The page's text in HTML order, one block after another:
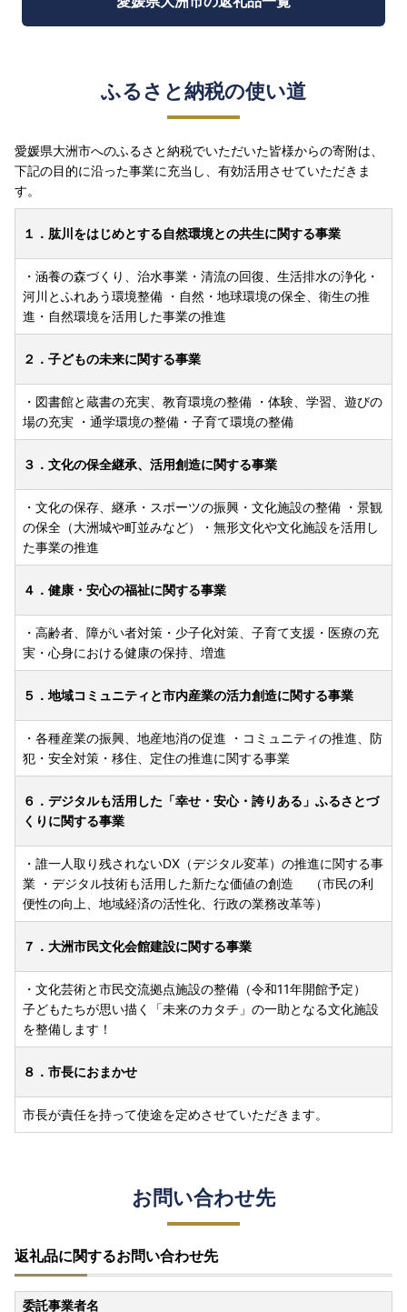
ふるさと納税の使い道
愛媛県大洲市へのふるさと納税でいただいた皆様からの寄附は、
下記の目的に沿った事業に充当し、有効活用させていただきま
す。
１．肱川をはじめとする自然環境との共生に関する事業
・涵養の森づくり、治水事業・清流の回復、生活排水の浄化・
河川とふれあう環境整備 ・自然・地球環境の保全、衛生の推
進・自然環境を活用した事業の推進
２．子どもの未来に関する事業
・図書館と蔵書の充実、教育環境の整備 ・体験、学習、遊びの
場の充実 ・通学環境の整備・子育て環境の整備
３．文化の保全継承、活用創造に関する事業
・文化の保存、継承・スポーツの振興・文化施設の整備 ・景観
の保全（大洲城や町並みなど）・無形文化や文化施設を活用し
た事業の推進
４．健康・安心の福祉に関する事業
・高齢者、障がい者対策・少子化対策、子育て支援・医療の充
実・心身における健康の保持、増進
５．地域コミュニティと市内産業の活力創造に関する事業
・各種産業の振興、地産地消の促進 ・コミュニティの推進、防
犯・安全対策・移住、定住の推進に関する事業
６．デジタルも活用した「幸せ・安心・誇りある」ふるさとづ
くりに関する事業
・誰一人取り残されないDX（デジタル変革）の推進に関する事
業 ・デジタル技術も活用した新たな価値の創造 （市民の利
便性の向上、地域経済の活性化、行政の業務改革等）
７．大洲市民文化会館建設に関する事業
・文化芸術と市民交流拠点施設の整備（令和11年開館予定）
子どもたちが思い描く「未来のカタチ」の一助となる文化施設
を整備します！
８．市長におまかせ
市長が責任を持って使途を定めさせていただきます。
お問い合わせ先
返礼品に関するお問い合わせ先
委託事業者名